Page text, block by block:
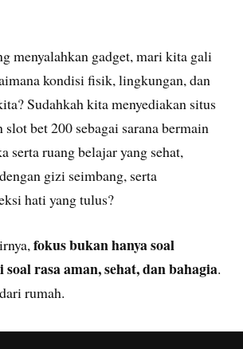
menyalahkan gadget, mari kita gali
kondisi fisik, lingkungan, dan
Sudahkah kita menyediakan situs
slot bet 200 sebagai sarana bermain
serta ruang belajar yang sehat,
gizi seimbang, serta
hati yang tulus?
fokus bukan hanya soal
rasa aman, sehat, dan bahagia.
rumah.